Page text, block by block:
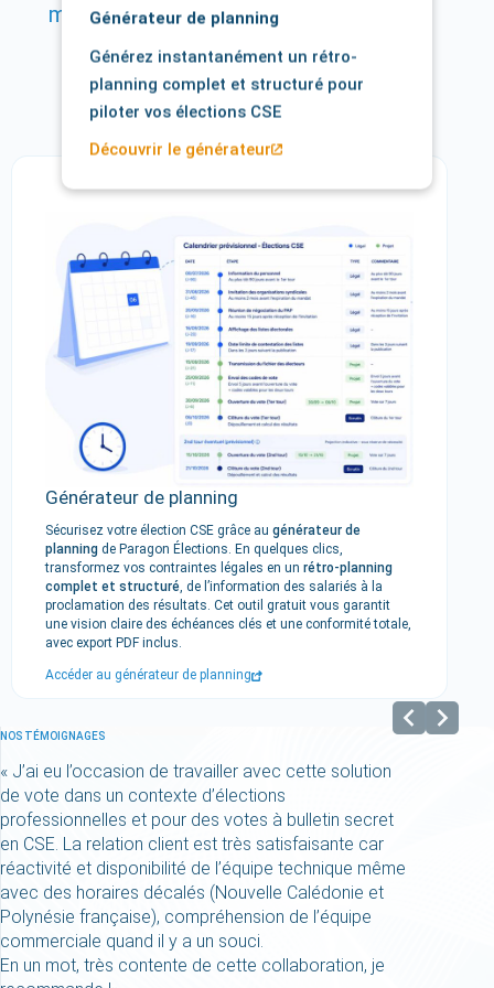
mieux comprendre nos solutions,
processus électoraux
Générateur de planning
Sécurisez votre élection CSE grâce au générateur de
planningde Paragon Élections. En quelques clics,
transformez vos contraintes légales en un rétro-planning
complet et structuré, de l’information des salariés à la
proclamation des résultats. Cet outil gratuit vous garantit
une vision claire des échéances clés et une conformité totale,
avec export PDF inclus.
Accéder au générateur de planning
NOS TÉMOIGNAGES
« J’ai eu l’occasion de travailler avec cette solution
de vote dans un contexte d’élections
professionnelles et pour des votes à bulletin secret
en CSE. La relation client est très satisfaisante car
réactivité et disponibilité de l’équipe technique même
avec des horaires décalés (Nouvelle Calédonie et
Polynésie française), compréhension de l’équipe
commerciale quand il y a un souci.
En un mot, très contente de cette collaboration, je
Générateur de planning
Générez instantanément un rétro-
planning complet et structuré pour
piloter vos élections CSE
Découvrir le générateur